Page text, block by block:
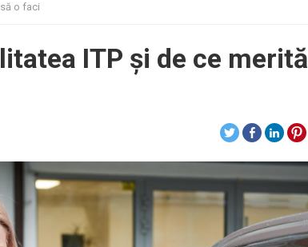
o faci
ITP și de ce merită